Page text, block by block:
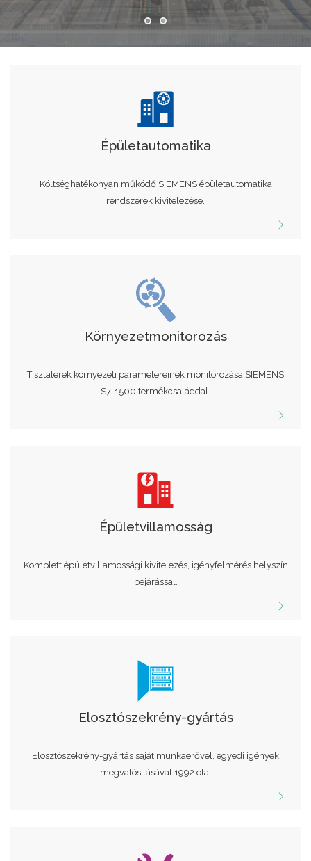
Épületautomatika
Költséghatékonyan működő SIEMENS épületautomatika
rendszerek kivitelezése.
Környezetmonitorozás
Tisztaterek környezeti paramétereinek monitorozása SIEMENS
S7-1500 termékcsaláddal.
Épületvillamosság
Komplett épületvillamossági kivitelezés, igényfelmérés helyszín
bejárással.
Elosztószekrény-gyártás
Elosztószekrény-gyártás saját munkaerővel, egyedi igények
megvalósításával 1992 óta.